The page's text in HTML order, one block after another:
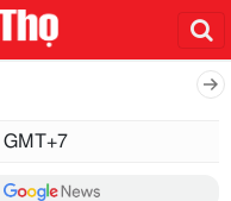
GMT+7